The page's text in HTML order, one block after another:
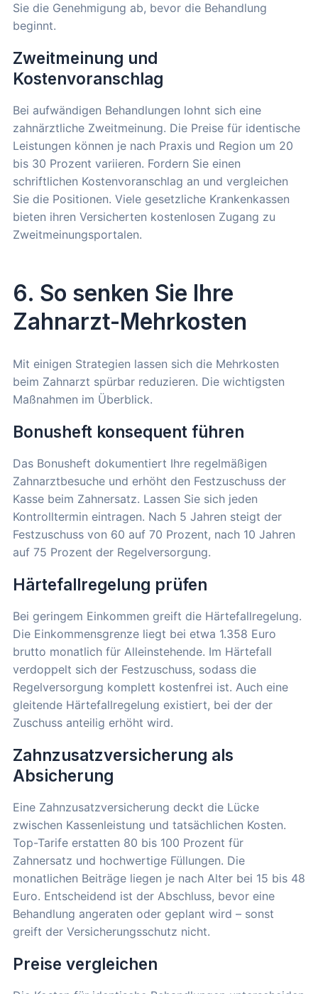
Sie die Genehmigung ab, bevor die Behandlung
beginnt.
Zweitmeinung und
Kostenvoranschlag
Bei aufwändigen Behandlungen lohnt sich eine
zahnärztliche Zweitmeinung. Die Preise für identische
Leistungen können je nach Praxis und Region um 20
bis 30 Prozent variieren. Fordern Sie einen
schriftlichen Kostenvoranschlag an und vergleichen
Sie die Positionen. Viele gesetzliche Krankenkassen
bieten ihren Versicherten kostenlosen Zugang zu
Zweitmeinungsportalen.
6. So senken Sie Ihre
Zahnarzt-Mehrkosten
Mit einigen Strategien lassen sich die Mehrkosten
beim Zahnarzt spürbar reduzieren. Die wichtigsten
Maßnahmen im Überblick.
Bonusheft konsequent führen
Das Bonusheft dokumentiert Ihre regelmäßigen
Zahnarztbesuche und erhöht den Festzuschuss der
Kasse beim Zahnersatz. Lassen Sie sich jeden
Kontrolltermin eintragen. Nach 5 Jahren steigt der
Festzuschuss von 60 auf 70 Prozent, nach 10 Jahren
auf 75 Prozent der Regelversorgung.
Härtefallregelung prüfen
Bei geringem Einkommen greift die Härtefallregelung.
Die Einkommensgrenze liegt bei etwa 1.358 Euro
brutto monatlich für Alleinstehende. Im Härtefall
verdoppelt sich der Festzuschuss, sodass die
Regelversorgung komplett kostenfrei ist. Auch eine
gleitende Härtefallregelung existiert, bei der der
Zuschuss anteilig erhöht wird.
Zahnzusatzversicherung als
Absicherung
Eine Zahnzusatzversicherung deckt die Lücke
zwischen Kassenleistung und tatsächlichen Kosten.
Top-Tarife erstatten 80 bis 100 Prozent für
Zahnersatz und hochwertige Füllungen. Die
monatlichen Beiträge liegen je nach Alter bei 15 bis 48
Euro. Entscheidend ist der Abschluss, bevor eine
Behandlung angeraten oder geplant wird – sonst
greift der Versicherungsschutz nicht.
Preise vergleichen